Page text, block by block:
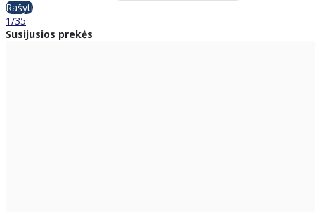
Rašyti
1/35
Susijusios prekės